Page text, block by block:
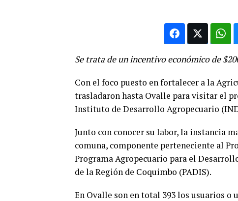
Se trata de un incentivo económico de
Con el foco puesto en fortalecer a la
trasladaron hasta Ovalle para visitar el
Instituto de Desarrollo Agropecuario
Junto con conocer su labor, la instancia
comuna, componente perteneciente al
Programa Agropecuario para el
de la Región de Coquimbo (PADIS).
En Ovalle son en total 393 los usuarios o